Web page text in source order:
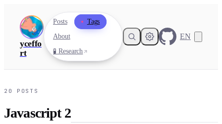
yceffo
rt
Posts
Tags
About
🧪 Research
EN
20 POSTS
Javascript 2